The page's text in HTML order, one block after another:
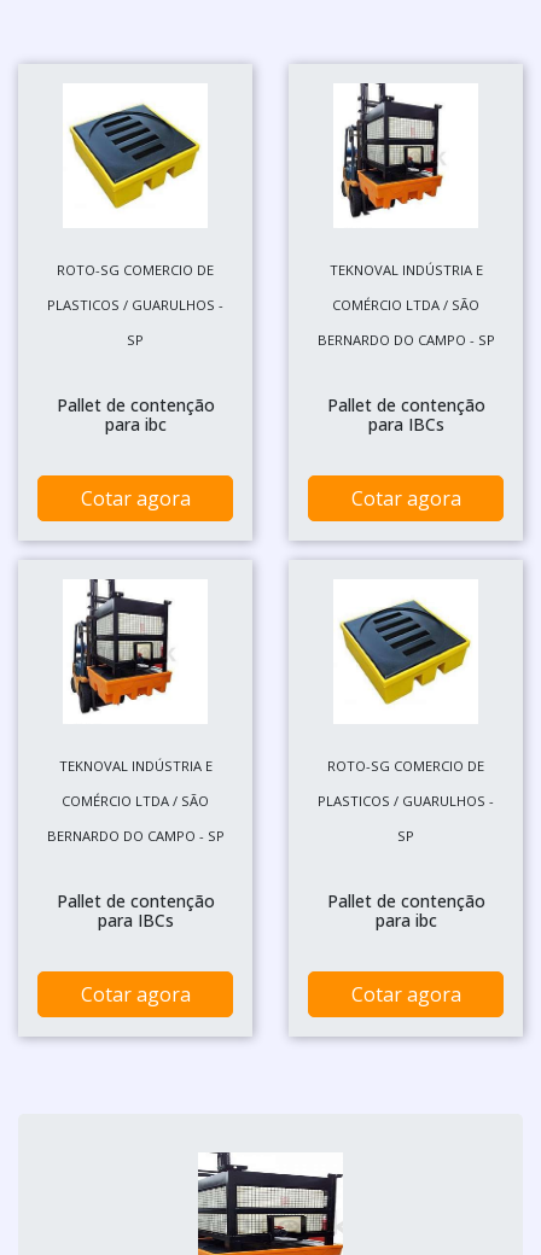
ROTO-SG COMERCIO DE
PLASTICOS / GUARULHOS -
SP
Pallet de contenção
para ibc
Cotar agora
TEKNOVAL INDÚSTRIA E
COMÉRCIO LTDA / SÃO
BERNARDO DO CAMPO - SP
Pallet de contenção
para IBCs
Cotar agora
TEKNOVAL INDÚSTRIA E
COMÉRCIO LTDA / SÃO
BERNARDO DO CAMPO - SP
Pallet de contenção
para IBCs
Cotar agora
ROTO-SG COMERCIO DE
PLASTICOS / GUARULHOS -
SP
Pallet de contenção
para ibc
Cotar agora